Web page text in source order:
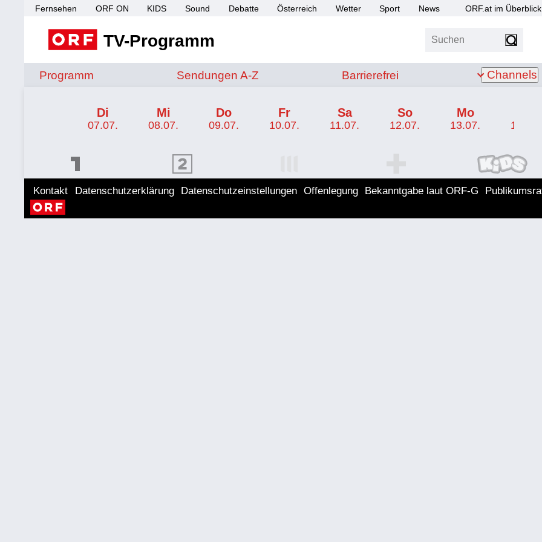
Fernsehen ORF ON KIDS Sound Debatte Österreich Wetter Sport News ORF.at im Überblick
TV-Programm Suchen
Programm Sendungen von A bis Z
Sendungen A-Z Barrierefrei
Barrierefrei Channels
Di
07.07.
Mi
08.07.
Do
09.07.
Fr
10.07.
Sa
11.07.
So
12.07.
Mo
13.07. 14.07.
ORF 2 Programm ORF KIDS Programm
Kontakt Datenschutzerklärung Datenschutzeinstellungen Offenlegung Bekanntgabe laut ORF-G